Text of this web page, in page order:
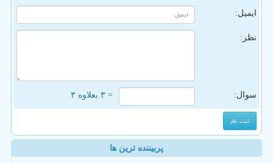
ایمیل:
نظر:
سوال: = ۳ بعلاوه ۳
پربیننده ترین ها